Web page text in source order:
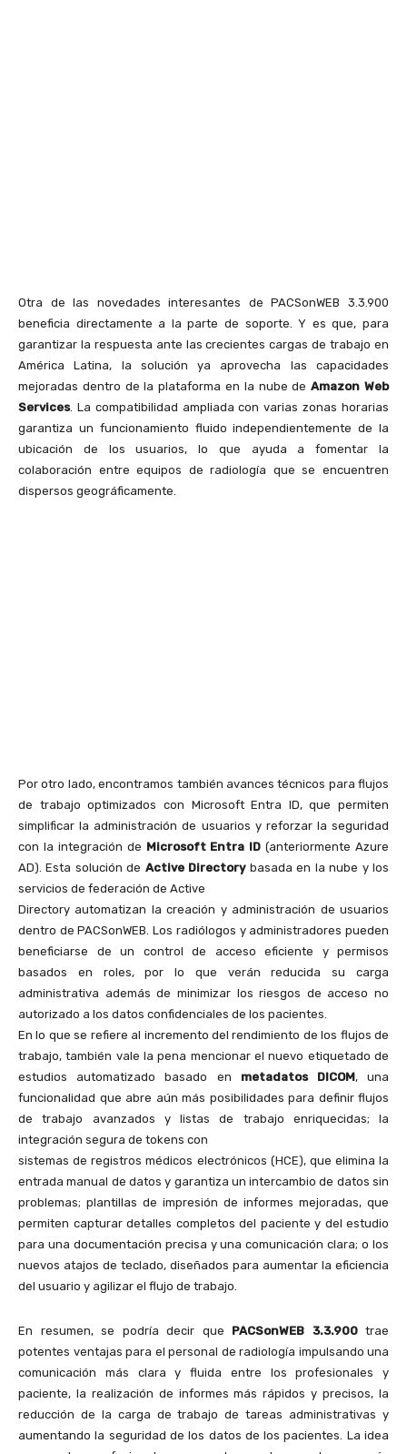
Otra de las novedades interesantes de PACSonWEB 3.3.900
beneficia directamente a la parte de soporte. Y es que, para
garantizar la respuesta ante las crecientes cargas de trabajo en
América Latina, la solución ya aprovecha las capacidades
mejoradas dentro de la plataforma en la nube de Amazon Web
Services. La compatibilidad ampliada con varias zonas horarias
garantiza un funcionamiento fluido independientemente de la
ubicación de los usuarios, lo que ayuda a fomentar la
colaboración entre equipos de radiología que se encuentren
dispersos geográficamente.
Por otro lado, encontramos también avances técnicos para flujos
de trabajo optimizados con Microsoft Entra ID, que permiten
simplificar la administración de usuarios y reforzar la seguridad
con la integración de Microsoft Entra ID (anteriormente Azure
AD). Esta solución de Active Directorybasada en la nube y los
servicios de federación de Active
Directory automatizan la creación y administración de usuarios
dentro de PACSonWEB. Los radiólogos y administradores pueden
beneficiarse de un control de acceso eficiente y permisos
basados en roles, por lo que verán reducida su carga
administrativa además de minimizar los riesgos de acceso no
autorizado a los datos confidenciales de los pacientes.
En lo que se refiere al incremento del rendimiento de los flujos de
trabajo, también vale la pena mencionar el nuevo etiquetado de
estudios automatizado basado en metadatos DICOM, una
funcionalidad que abre aún más posibilidades para definir flujos
de trabajo avanzados y listas de trabajo enriquecidas; la
integración segura de tokens con
sistemas de registros médicos electrónicos (HCE), que elimina la
entrada manual de datos y garantiza un intercambio de datos sin
problemas; plantillas de impresión de informes mejoradas, que
permiten capturar detalles completos del paciente y del estudio
para una documentación precisa y una comunicación clara; o los
nuevos atajos de teclado, diseñados para aumentar la eficiencia
del usuario y agilizar el flujo de trabajo.
En resumen, se podría decir que PACSonWEB 3.3.900trae
potentes ventajas para el personal de radiología impulsando una
comunicación más clara y fluida entre los profesionales y
paciente, la realización de informes más rápidos y precisos, la
reducción de la carga de trabajo de tareas administrativas y
aumentando la seguridad de los datos de los pacientes. La idea